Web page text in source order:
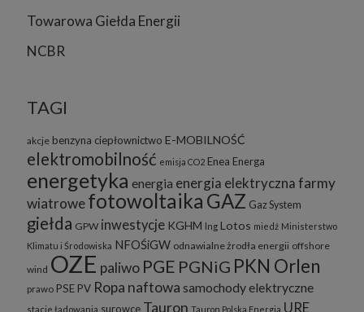
Towarowa Giełda Energii
NCBR
TAGI
akcje benzyna ciepłownictwo E-MOBILNOŚĆ
elektromobilność emisja CO2 Enea Energa
energetyka energia energia elektrycznafarmy
wiatrowefotowoltaika GAZ Gaz System
giełda GPW inwestycje KGHM lng Lotos miedź Ministerstwo
Klimatu i Środowiska NFOŚiGW odnawialne żrodła energii offshore
wind OZE paliwo PGE PGNiG PKN Orlen
prawo PSE PV Ropa naftowa samochody elektryczne
stacje ładowania surowce Tauron Tauron Polska Energia URE